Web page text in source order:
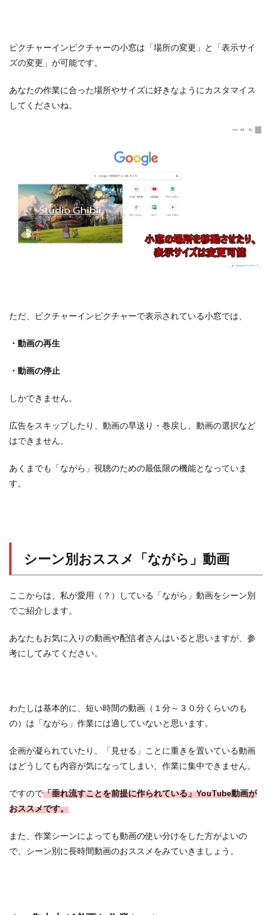
ピクチャーインピクチャーの小窓は「場所の変更」と「表示サイ
ズの変更」が可能です。
あなたの作業に合った場所やサイズに好きなようにカスタマイス
してくださいね。
ただ、ピクチャーインピクチャーで表示されている小窓では、
・動画の再生
・動画の停止
しかできません。
広告をスキップしたり、動画の早送り・巻戻し、動画の選択など
はできません。
あくまでも「ながら」視聴のための最低限の機能となっていま
す。
シーン別おススメ「ながら」動画
ここからは、私が愛用（？）している「ながら」動画をシーン別
でご紹介します。
あなたもお気に入りの動画や配信者さんはいると思いますが、参
考にしてみてください。
わたしは基本的に、短い時間の動画（１分～３０分くらいのも
の）は「ながら」作業には適していないと思います。
企画が凝られていたり、「見せる」ことに重きを置いている動画
はどうしても内容が気になってしまい、作業に集中できません。
ですので「垂れ流すことを前提に作られている」YouTube動画が
おススメです。
また、作業シーンによっても動画の使い分けをした方がよいの
で、シーン別に長時間動画のおススメをみていきましょう。